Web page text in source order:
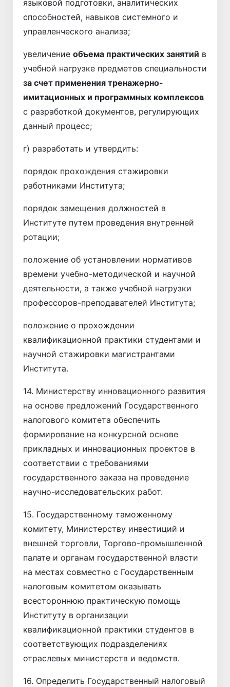
языковой подготовки, аналитических
способностей, навыков системного и
управленческого анализа;
увеличение объема практических занятий в
учебной нагрузке предметов специальности
за счет применения тренажерно-
имитационных и программных комплексов
с разработкой документов, регулирующих
данный процесс;
г) разработать и утвердить:
порядок прохождения стажировки
работниками Института;
порядок замещения должностей в
Институте путем проведения внутренней
ротации;
положение об установлении нормативов
времени учебно-методической и научной
деятельности, а также учебной нагрузки
профессоров-преподавателей Института;
положение о прохождении
квалификационной практики студентами и
научной стажировки магистрантами
Института.
14. Министерству инновационного развития
на основе предложений Государственного
налогового комитета обеспечить
формирование на конкурсной основе
прикладных и инновационных проектов в
соответствии с требованиями
государственного заказа на проведение
научно-исследовательских работ.
15. Государственному таможенному
комитету, Министерству инвестиций и
внешней торговли, Торгово-промышленной
палате и органам государственной власти
на местах совместно с Государственным
налоговым комитетом оказывать
всестороннюю практическую помощь
Институту в организации
квалификационной практики студентов в
соответствующих подразделениях
отраслевых министерств и ведомств.
16. Определить Государственный налоговый